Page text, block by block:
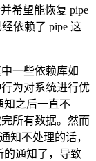
希望能恢复 pipe
依赖了 pipe 这
一些依赖库如
为对系统进行优
知之后一直不
所有数据。然而
知不处理的话，
的通知了，导致